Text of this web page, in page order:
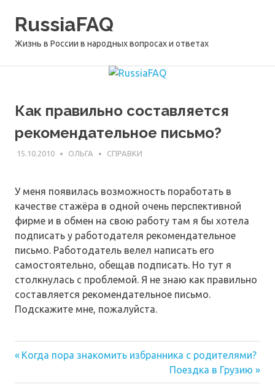
RussiaFAQ
Жизнь в России в народных вопросах и ответах
Как правильно составляется
рекомендательное письмо?
15.10.2010 ОЛЬГА СПРАВКИ
У меня появилась возможность поработать в
качестве стажёра в одной очень перспективной
фирме и в обмен на свою работу там я бы хотела
подписать у работодателя рекомендательное
письмо. Работодатель велел написать его
самостоятельно, обещав подписать. Но тут я
столкнулась с проблемой. Я не знаю как правильно
составляется рекомендательное письмо.
Подскажите мне, пожалуйста.
Навигация
по
Предыдущая
Когда пора знакомить избранника с родителями?
Следующая
запись:
Поездка в Грузию